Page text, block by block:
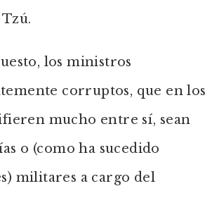
los ministros
corruptos, que en los
mucho entre sí, sean
o (como ha sucedido
militares a cargo del